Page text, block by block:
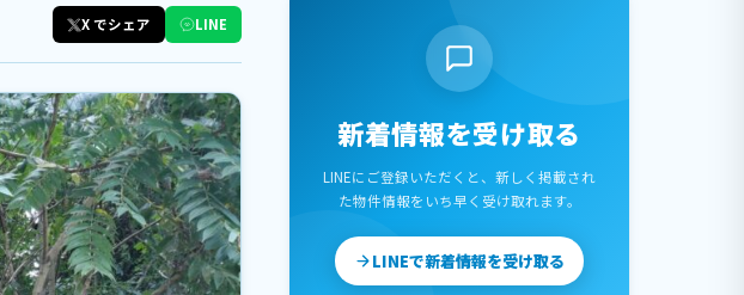
X でシェア LINE
新着情報を受け取る
LINEにご登録いただくと、新しく掲載され
た物件情報をいち早く受け取れます。
LINEで新着情報を受け取る